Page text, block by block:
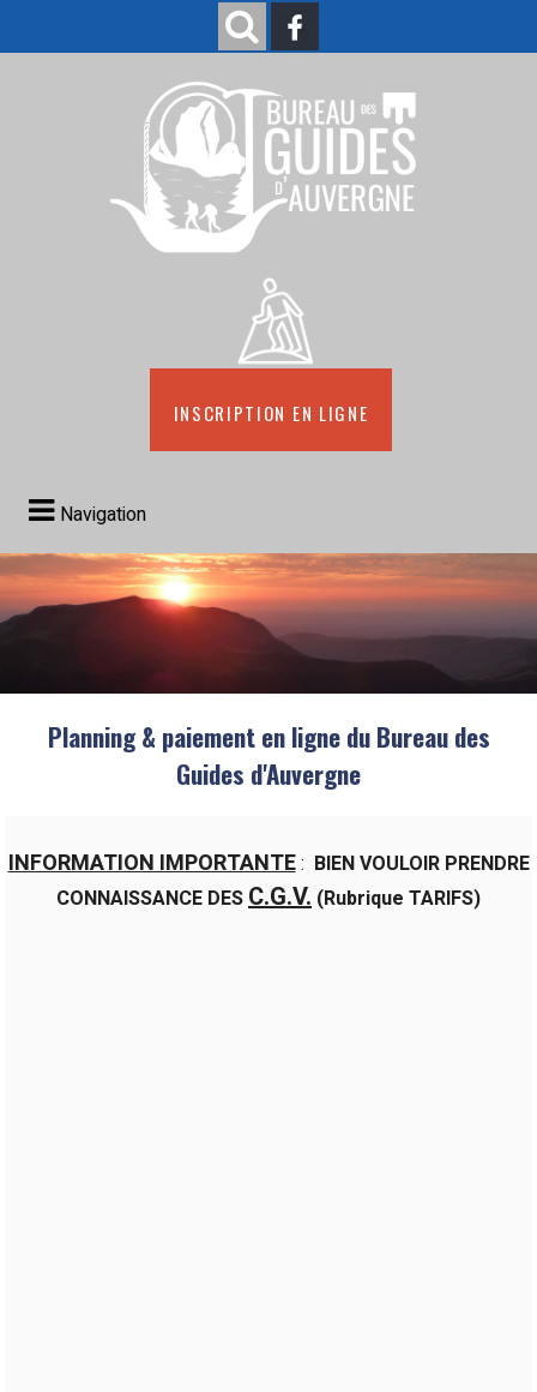
Inscription en ligne
Navigation
Planning & paiement en ligne du Bureau des
Guides d'Auvergne
INFORMATION IMPORTANTE: BIEN VOULOIR PRENDRE
CONNAISSANCE DES C.G.V. (Rubrique TARIFS)